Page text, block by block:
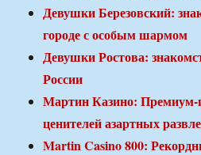
Девушки Березовский:
городе с особым шармом
Девушки Ростова:
России
Мартин Казино: Премиум-
ценителей азартных
Martin Casino 800: